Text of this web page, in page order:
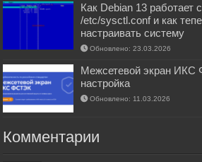
Как Debian 13 работает
/etc/sysctl.conf и как
настраивать систему
Обновлено: 23.03.2026
Межсетевой экран ИКС
настройка
Обновлено: 11.03.2026
Комментарии